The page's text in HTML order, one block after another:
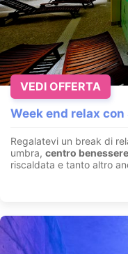
Week end relax
Regalatevi un break di
umbra, centro
riscaldata e tanto altro
VEDI OFFERTA